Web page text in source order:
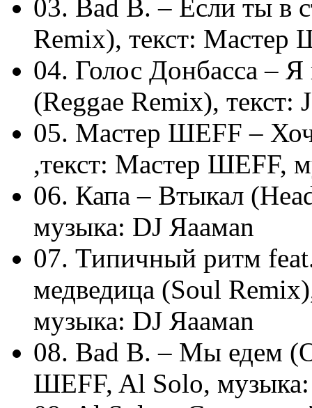
03. Bad B. – Если ты в
Remix), текст: Мастер
04. Голос Донбасса –
(Reggae Remix), текст:
05. Мастер ШЕFF –
,текст: Мастер ШЕFF,
06. Капа – Втыкал
музыка: DJ Яaaмаn
07. Типичный ритм
медведица (Soul
музыка: DJ Яaaмаn
08. Bad B. – Мы едем
ШЕFF, Al Solo,